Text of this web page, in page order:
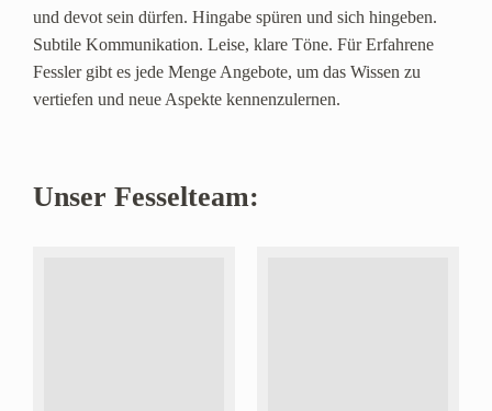
und devot sein dürfen. Hingabe spüren und sich hingeben.
Subtile Kommunikation. Leise, klare Töne. Für Erfahrene
Fessler gibt es jede Menge Angebote, um das Wissen zu
vertiefen und neue Aspekte kennenzulernen.
Unser Fesselteam: